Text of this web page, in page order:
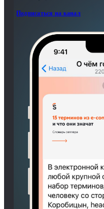
Подписаться на канал